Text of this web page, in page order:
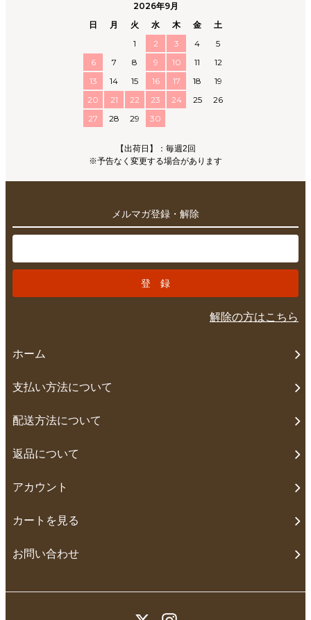
2026年9月
日
月 火 水 木 金
土
1
2 3 4
5
6
7 8 9 10 11
12
13
14 15 16 17 18
19
20
21 22 23 24 25
26
27
28 29 30
【出荷日】：毎週2回
※予告なく変更する場合があります
メルマガ登録・解除
解除の方はこちら
ホーム
支払い方法について
配送方法について
返品について
アカウント
カートを見る
お問い合わせ